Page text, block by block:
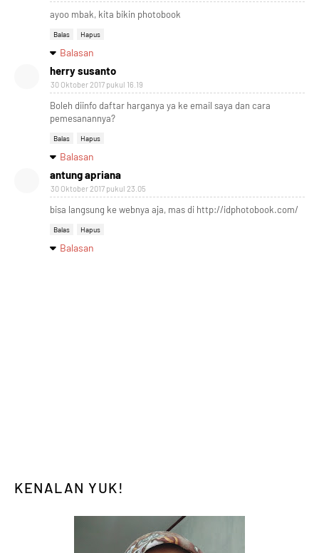
ayoo mbak, kita bikin photobook
Balas Hapus
Balasan
herry susanto
30 Oktober 2017 pukul 16.19
Boleh diinfo daftar harganya ya ke email saya dan cara
pemesanannya?
Balas Hapus
Balasan
antung apriana
30 Oktober 2017 pukul 23.05
bisa langsung ke webnya aja, mas di http://idphotobook.com/
Balas Hapus
Balasan
KENALAN YUK!